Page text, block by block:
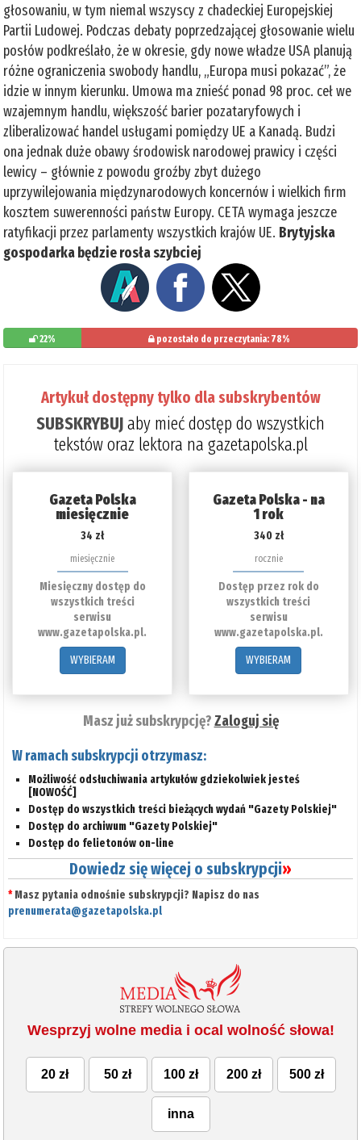
głosowaniu, w tym niemal wszyscy z chadeckiej Europejskiej
Partii Ludowej. Podczas debaty poprzedzającej głosowanie wielu
posłów podkreślało, że w okresie, gdy nowe władze USA planują
różne ograniczenia swobody handlu, „Europa musi pokazać”, że
idzie w innym kierunku. Umowa ma znieść ponad 98 proc. ceł we
wzajemnym handlu, większość barier pozataryfowych i
zliberalizować handel usługami pomiędzy UE a Kanadą. Budzi
ona jednak duże obawy środowisk narodowej prawicy i części
lewicy – głównie z powodu groźby zbyt dużego
uprzywilejowania międzynarodowych koncernów i wielkich firm
kosztem suwerenności państw Europy. CETA wymaga jeszcze
ratyfikacji przez parlamenty wszystkich krajów UE. Brytyjska
gospodarka będzie rosła szybciej
22% pozostało do przeczytania: 78%
Artykuł dostępny tylko dla subskrybentów
SUBSKRYBUJaby mieć dostęp do wszystkich
tekstów oraz lektora na gazetapolska.pl
Gazeta Polska
miesięcznie
34 zł
miesięcznie
Miesięczny dostęp do
wszystkich treści
serwisu
www.gazetapolska.pl.
WYBIERAM
Gazeta Polska - na
1 rok
340 zł
rocznie
Dostęp przez rok do
wszystkich treści
serwisu
www.gazetapolska.pl.
WYBIERAM
Masz już subskrypcję?Zaloguj się
W ramach subskrypcji otrzymasz:
Możliwość odsłuchiwania artykułów gdziekolwiek jesteś
[NOWOŚĆ]
Dostęp do wszystkich treści bieżących wydań "Gazety Polskiej"
Dostęp do archiwum "Gazety Polskiej"
Dostęp do felietonów on-line
Dowiedz się więcej o subskrypcji»
*Masz pytania odnośnie subskrypcji? Napisz do nas
prenumerata@gazetapolska.pl
Wesprzyj wolne media i ocal wolność słowa!
20 zł 50 zł 100 zł 200 zł 500 zł
inna